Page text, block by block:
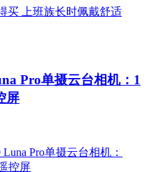
Pro单摄云台相机：1
屏